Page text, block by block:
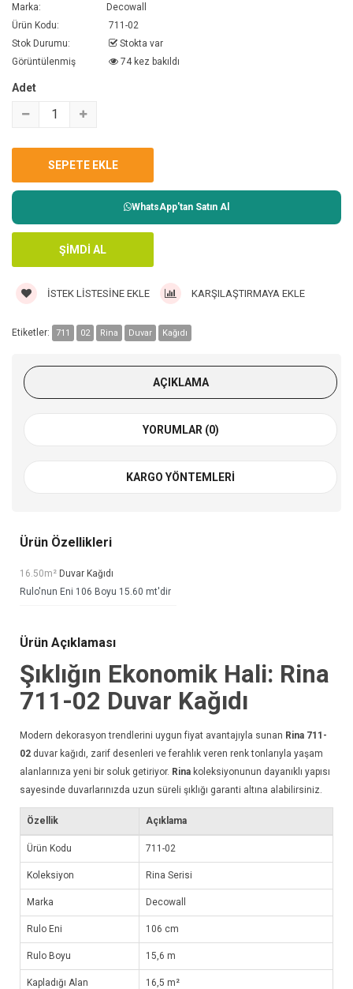
Marka:
Decowall
Ürün Kodu:
711-02
Stok Durumu:
Stokta var
Görüntülenmiş
74 kez bakıldı
Adet
WhatsApp'tan Satın Al
İSTEK LISTESINE EKLE KARŞILAŞTIRMAYA EKLE
Etiketler: 711 02 Rina Duvar Kağıdı
AÇIKLAMA
YORUMLAR (0)
KARGO YÖNTEMLERI
Ürün Özellikleri
16.50m² Duvar Kağıdı
Rulo'nun Eni 106 Boyu 15.60 mt'dir
Ürün Açıklaması
Şıklığın Ekonomik Hali: Rina
711-02 Duvar Kağıdı
Modern dekorasyon trendlerini uygun fiyat avantajıyla sunan Rina 711-
02 duvar kağıdı , zarif desenleri ve ferahlık veren renk tonlarıyla yaşam
alanlarınıza yeni bir soluk getiriyor. Rina koleksiyonunun dayanıklı yapısı
sayesinde duvarlarınızda uzun süreli şıklığı garanti altına alabilirsiniz.
Özellik Açıklama
Ürün Kodu 711-02
Koleksiyon Rina Serisi
Marka Decowall
Rulo Eni 106 cm
Rulo Boyu 15,6 m
Kapladığı Alan 16,5 m²